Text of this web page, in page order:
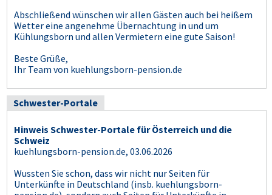
Abschließend wünschen wir allen Gästen auch bei heißem
Wetter eine angenehme Übernachtung in und um
Kühlungsborn und allen Vermietern eine gute Saison!
Beste Grüße,
Ihr Team von kuehlungsborn-pension.de
Schwester-Portale
Hinweis Schwester-Portale für Österreich und die
Schweiz
kuehlungsborn-pension.de, 03.06.2026
Wussten Sie schon, dass wir nicht nur Seiten für
Unterkünfte in Deutschland (insb. kuehlungsborn-